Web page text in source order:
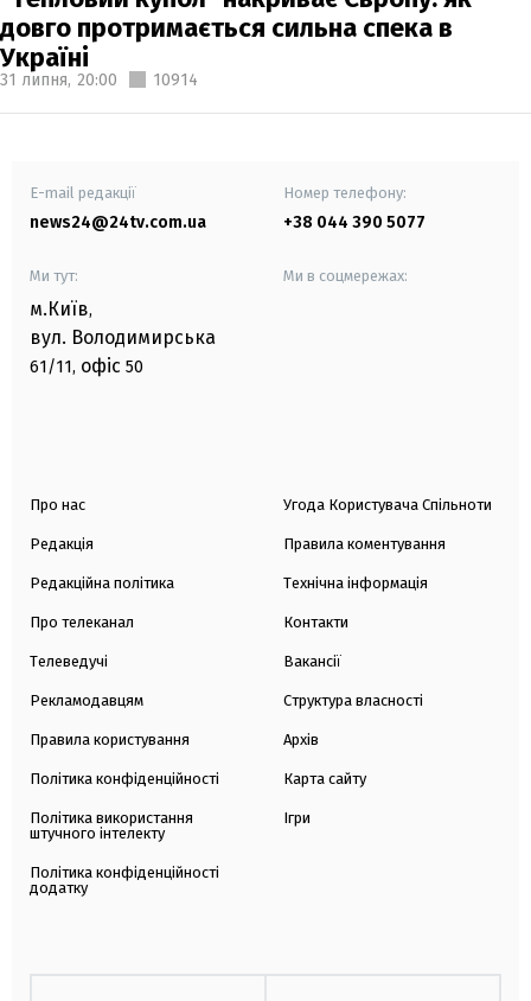
довго протримається сильна спека в
Україні
31 липня, 20:00 10914
E-mail редакції
news24@24tv.com.ua
Номер телефону:
+38 044 390 5077
Ми тут:
м.Київ,
вул. Володимирська
61/11, офіс 50
Ми в соцмережах:
Про нас
Редакція
Редакційна політика
Про телеканал
Телеведучі
Рекламодавцям
Правила користування
Політика конфіденційності
Політика використання
штучного інтелекту
Політика конфіденційності
додатку
Угода Користувача Спільноти
Правила коментування
Технічна інформація
Контакти
Вакансії
Структура власності
Архів
Карта сайту
Ігри